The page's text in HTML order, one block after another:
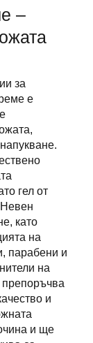
–
за
е
гел от
като
на
парабени и
на
препоръчва
и
и ще